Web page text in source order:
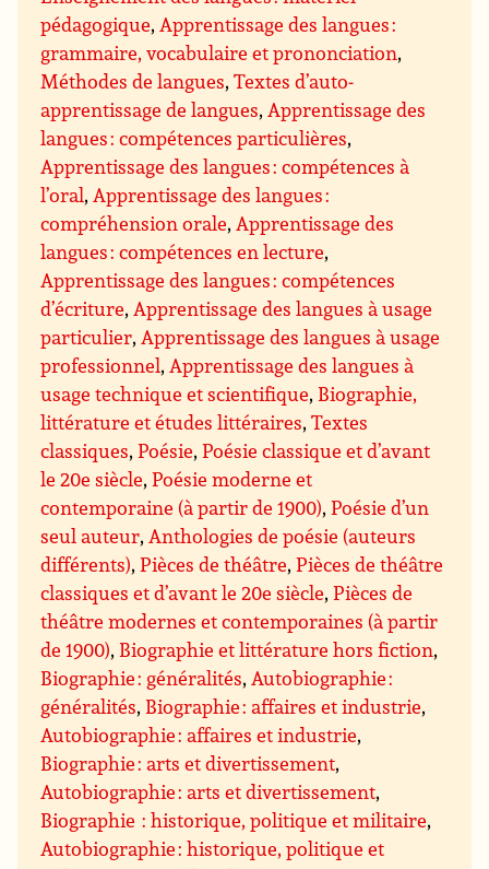
pédagogique,Apprentissage des langues :
grammaire, vocabulaire et prononciation,
Méthodes de langues,Textes d’auto-
apprentissage de langues,Apprentissage des
langues : compétences particulières,
Apprentissage des langues : compétences à
l’oral,Apprentissage des langues :
compréhension orale,Apprentissage des
langues : compétences en lecture,
Apprentissage des langues : compétences
d’écriture,Apprentissage des langues à usage
particulier,Apprentissage des langues à usage
professionnel,Apprentissage des langues à
usage technique et scientifique, Biographie,
littérature et études littéraires,Textes
classiques,Poésie,Poésie classique et d’avant
le 20e siècle,Poésie moderne et
contemporaine (à partir de 1900),Poésie d’un
seul auteur,Anthologies de poésie (auteurs
différents),Pièces de théâtre,Pièces de théâtre
classiques et d’avant le 20e siècle,Pièces de
théâtre modernes et contemporaines (à partir
de 1900), Biographie et littérature hors fiction,
Biographie : généralités,Autobiographie :
généralités, Biographie : affaires et industrie,
Autobiographie : affaires et industrie,
Biographie : arts et divertissement,
Autobiographie : arts et divertissement,
Biographie : historique, politique et militaire,
Autobiographie : historique, politique et